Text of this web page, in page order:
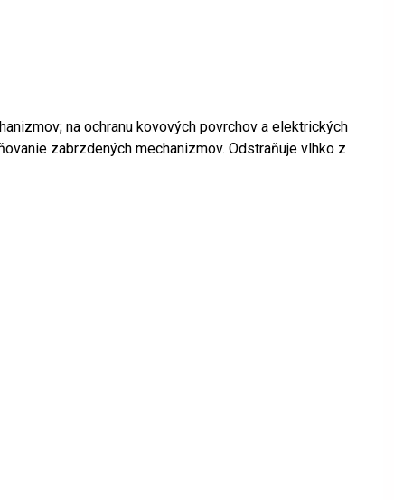
na ochranu kovových povrchov a elektrických
zabrzdených mechanizmov. Odstraňuje vlhko z